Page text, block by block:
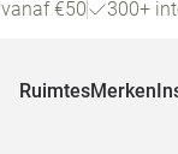
€50 300+
RuimtesMerken